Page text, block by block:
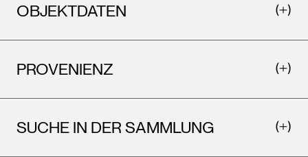
Wien
OBJEKTDATEN
PROVENIENZ
SUCHE IN DER SAMMLUNG